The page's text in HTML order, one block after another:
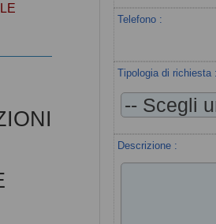
Telefono :
Tipologia di richiesta
Descrizione :